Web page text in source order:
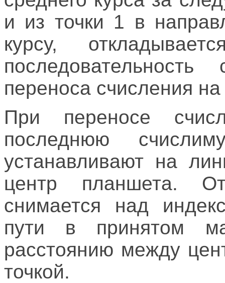
и из точки 1 в
курсу,
переноса счисления на
При переносе
последнюю
устанавливают на
центр планшета.
снимается над
пути в принятом
расстоянию между
точкой.